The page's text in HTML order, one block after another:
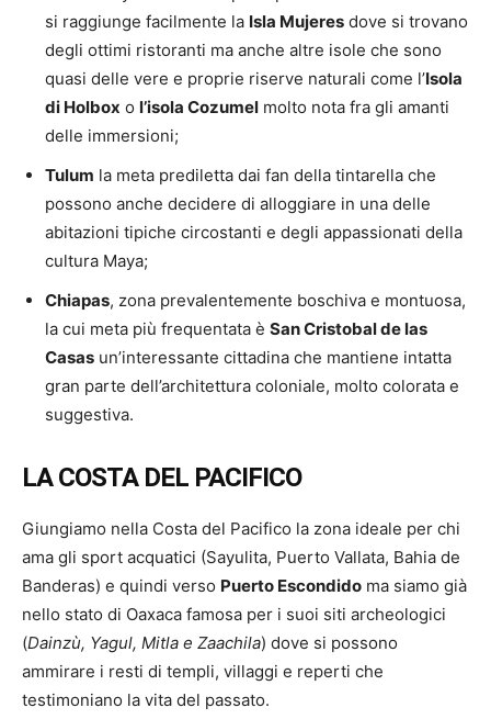
si raggiunge facilmente la Isla Mujeres dove si trovano
degli ottimi ristoranti ma anche altre isole che sono
quasi delle vere e proprie riserve naturali come l’Isola
di Holbox o l’isola Cozumel molto nota fra gli amanti
delle immersioni;
Tulum la meta prediletta dai fan della tintarella che
possono anche decidere di alloggiare in una delle
abitazioni tipiche circostanti e degli appassionati della
cultura Maya;
Chiapas, zona prevalentemente boschiva e montuosa,
la cui meta più frequentata è San Cristobal de las
Casas un’interessante cittadina che mantiene intatta
gran parte dell’architettura coloniale, molto colorata e
suggestiva.
LA COSTA DEL PACIFICO
Giungiamo nella Costa del Pacifico la zona ideale per chi
ama gli sport acquatici (Sayulita, Puerto Vallata, Bahia de
Banderas) e quindi verso Puerto Escondido ma siamo già
nello stato di Oaxaca famosa per i suoi siti archeologici
(Dainzù, Yagul, Mitla e Zaachila) dove si possono
ammirare i resti di templi, villaggi e reperti che
testimoniano la vita del passato.